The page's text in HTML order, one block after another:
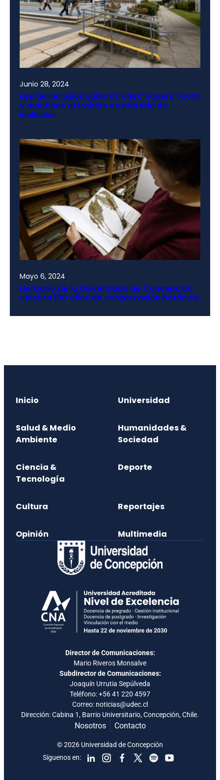
Junio 28, 2024
Ley de Inclusión Laboral: UdeC supera cuota
y mantiene el trabajo en materia de
inclusión
Mayo 6, 2024
Herbario de la Universidad de Concepción
celebra 100 años de conservación botánica
Inicio Universidad
Salud & Medio
Ambiente
Humanidades &
Sociedad
Ciencia &
Tecnología
Deporte
Cultura Reportajes
Opinión Multimedia
Director de Comunicaciones:
Mario Riveros Monsalve
Subdirector de Comunicaciones:
Joaquín Urrutia Sepúlveda
Teléfono:+56 41 220 4597
Correo: noticias@udec.cl
Dirección: Cabina 1, Barrio Universitario, Concepción, Chile.
Nosotros Contacto
Síguenos en:
© 2026 Universidad de Concepción